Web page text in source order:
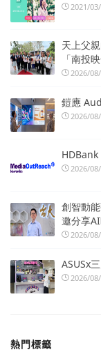
2021/
天上父
「南投
2026/
鎧應
2026/
2026/
創智動
邀分享
2026/
ASUSx
2026/
熱門標籤